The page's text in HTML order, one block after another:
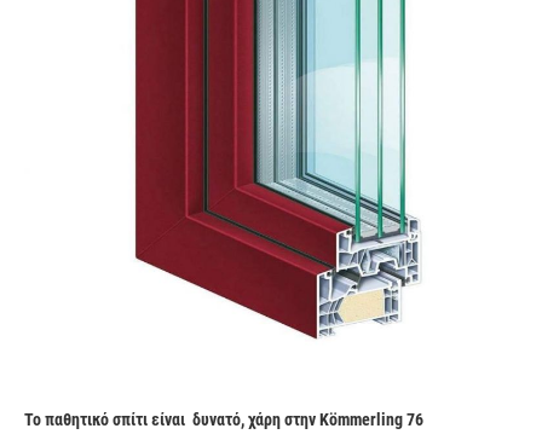
Τοπαθητικό σπίτιείναι δυνατό, χάρη στηνKömmerling 76